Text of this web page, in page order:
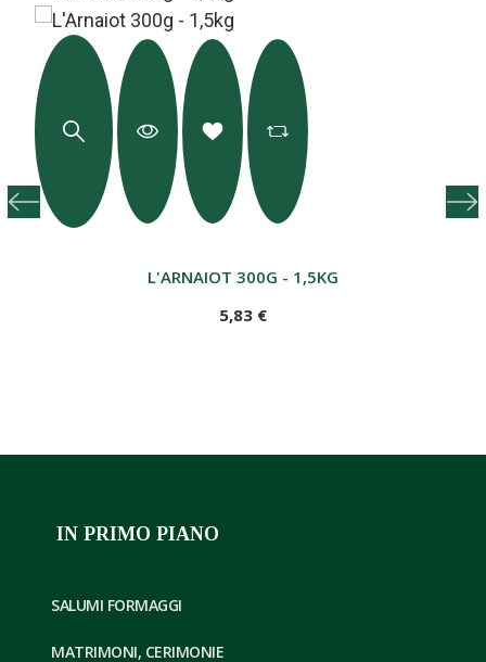
70CL
L'ARNAIOT 300G - 1,5KG
5,83 €
IN PRIMO PIANO
SALUMI FORMAGGI
MATRIMONI, CERIMONIE